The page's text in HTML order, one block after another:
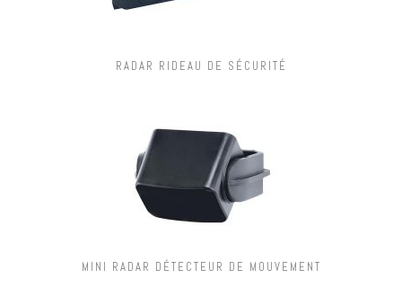
RADAR RIDEAU DE SÉCURITÉ
MINI RADAR DÉTECTEUR DE MOUVEMENT